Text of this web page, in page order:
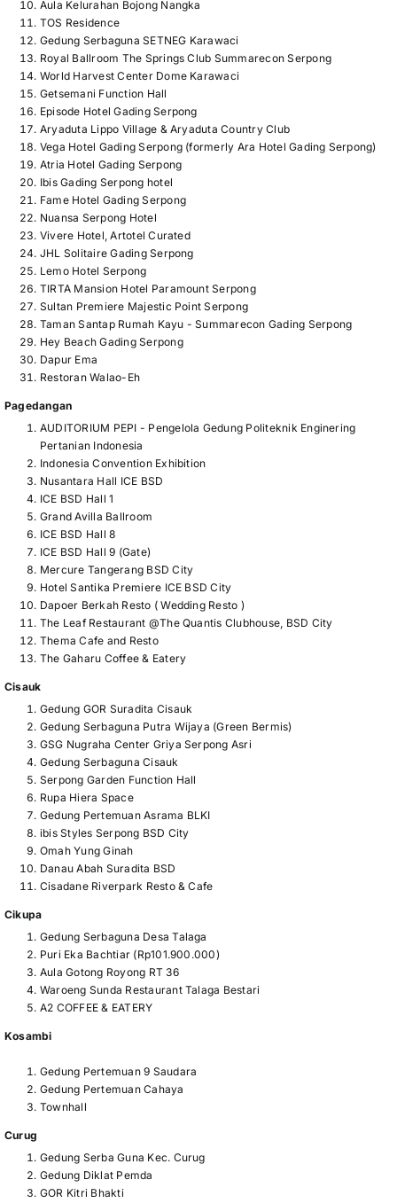
Aula Kelurahan Bojong Nangka
TOS Residence
Gedung Serbaguna SETNEG Karawaci
Royal Ballroom The Springs Club Summarecon Serpong
World Harvest Center Dome Karawaci
Getsemani Function Hall
Episode Hotel Gading Serpong
Aryaduta Lippo Village & Aryaduta Country Club
Vega Hotel Gading Serpong (formerly Ara Hotel Gading Serpong)
Atria Hotel Gading Serpong
Ibis Gading Serpong hotel
Fame Hotel Gading Serpong
Nuansa Serpong Hotel
Vivere Hotel, Artotel Curated
JHL Solitaire Gading Serpong
Lemo Hotel Serpong
TIRTA Mansion Hotel Paramount Serpong
Sultan Premiere Majestic Point Serpong
Taman Santap Rumah Kayu - Summarecon Gading Serpong
Hey Beach Gading Serpong
Dapur Ema
Restoran Walao-Eh
Pagedangan
AUDITORIUM PEPI - Pengelola Gedung Politeknik Enginering
Pertanian Indonesia
Indonesia Convention Exhibition
Nusantara Hall ICE BSD
ICE BSD Hall 1
Grand Avilla Ballroom
ICE BSD Hall 8
ICE BSD Hall 9 (Gate)
Mercure Tangerang BSD City
Hotel Santika Premiere ICE BSD City
Dapoer Berkah Resto ( Wedding Resto )
The Leaf Restaurant @The Quantis Clubhouse, BSD City
Thema Cafe and Resto
The Gaharu Coffee & Eatery
Cisauk
Gedung GOR Suradita Cisauk
Gedung Serbaguna Putra Wijaya (Green Bermis)
GSG Nugraha Center Griya Serpong Asri
Gedung Serbaguna Cisauk
Serpong Garden Function Hall
Rupa Hiera Space
Gedung Pertemuan Asrama BLKI
ibis Styles Serpong BSD City
Omah Yung Ginah
Danau Abah Suradita BSD
Cisadane Riverpark Resto & Cafe
Cikupa
Gedung Serbaguna Desa Talaga
Puri Eka Bachtiar (Rp101.900.000)
Aula Gotong Royong RT 36
Waroeng Sunda Restaurant Talaga Bestari
A2 COFFEE & EATERY
Kosambi
Gedung Pertemuan 9 Saudara
Gedung Pertemuan Cahaya
Townhall
Curug
Gedung Serba Guna Kec. Curug
Gedung Diklat Pemda
GOR Kitri Bhakti